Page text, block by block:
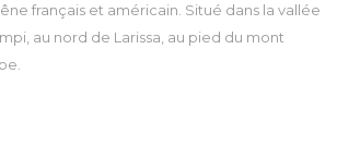
français et américain. Situé dans la vallée
au nord de Larissa, au pied du mont